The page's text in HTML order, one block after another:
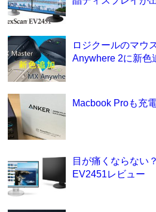
ロジクールのマウ
Anywhere 2に新色
Macbook Proも充
目が痛くならない
EV2451レビュー